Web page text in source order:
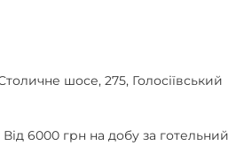
шосе, 275, Голосіївський
Від 6000 грн на добу за готельний